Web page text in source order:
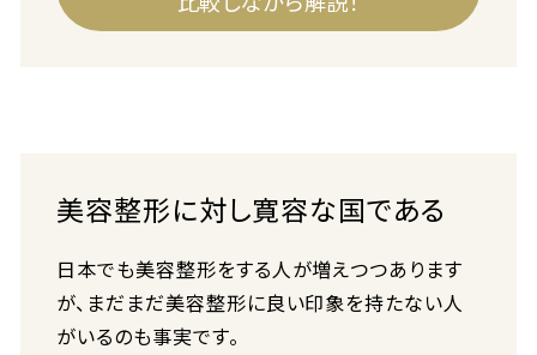
美容整形に対し寛容な国である
日本でも美容整形をする人が増えつつあります
が、まだまだ美容整形に良い印象を持たない人
がいるのも事実です。